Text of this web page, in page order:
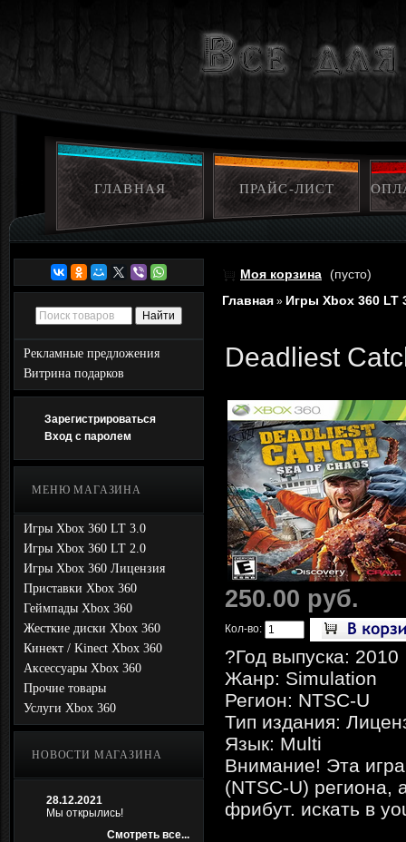
ГЛАВНАЯ ПРАЙС-ЛИСТ
Рекламные предложения
Витрина подарков
Зарегистрироваться
Вход с паролем
МЕНЮ МАГАЗИНА
Игры Xbox 360 LT 3.0
Игры Xbox 360 LT 2.0
Игры Xbox 360 Лицензия
Приставки Xbox 360
Геймпады Xbox 360
Жесткие диски Xbox 360
Кинект / Kinect Xbox 360
Аксессуары Xbox 360
Прочие товары
Услуги Xbox 360
НОВОСТИ МАГАЗИНА
28.12.2021
Мы открылись!
Смотреть все...
Моя корзина (пусто)
Главная » Игры Xbox 360 LT
Deadliest
250.00 руб.
Кол-во:
?Год выпуска: 2010
Жанр: Simulation
Регион: NTSC-U
Тип издания:
Язык: Multi
Внимание! Эта игра
(NTSC-U) региона,
фрибут. искать в